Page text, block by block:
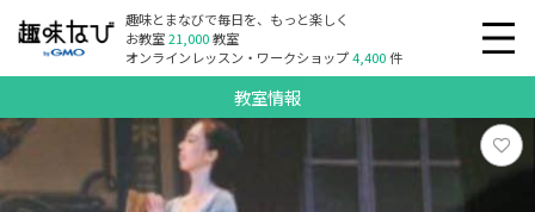
趣味とまなびで毎日を、もっと楽しく
お教室21,000教室
オンラインレッスン・ワークショップ4,400件
教室情報